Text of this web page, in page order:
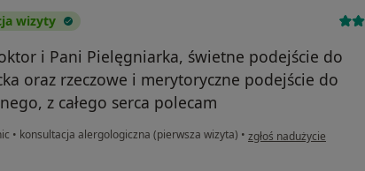
wizyty
i Pani Pielęgniarka, świetne podejście do
oraz rzeczowe i merytoryczne podejście do
z całego serca polecam
• konsultacja alergologiczna (pierwsza wizyta) • w opinii użytkownika eMF
zgłoś nadużycie